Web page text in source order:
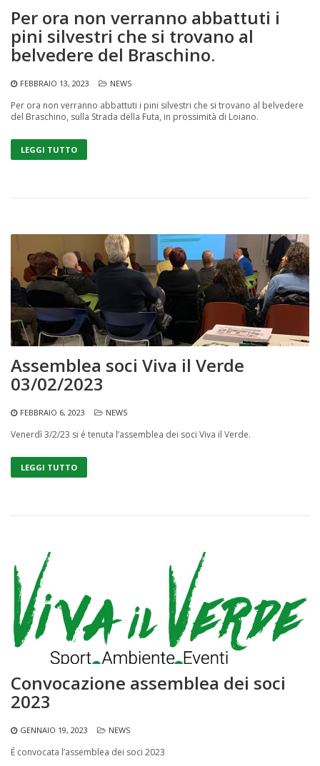
Per ora non verranno abbattuti i
pini silvestri che si trovano al
belvedere del Braschino.
FEBBRAIO 13, 2023 NEWS
Per ora non verranno abbattuti i pini silvestri che si trovano al belvedere
del Braschino, sulla Strada della Futa, in prossimità di Loiano.
LEGGI TUTTO
Assemblea soci Viva il Verde
03/02/2023
FEBBRAIO 6, 2023 NEWS
Venerdì 3/2/23 si é tenuta l’assemblea dei soci Viva il Verde.
LEGGI TUTTO
Convocazione assemblea dei soci
2023
GENNAIO 19, 2023 NEWS
É convocata l’assemblea dei soci 2023